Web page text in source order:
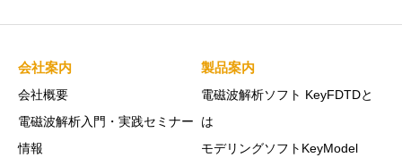
会社案内
会社概要
電磁波解析入門・実践セミナー
情報
製品案内
電磁波解析ソフト KeyFDTDと
は
モデリングソフトKeyModel